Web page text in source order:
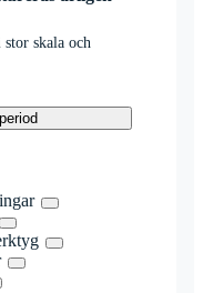
stor skala och